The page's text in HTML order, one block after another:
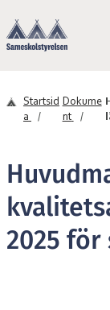
Startsid
a
Dokume
nt
2025 för